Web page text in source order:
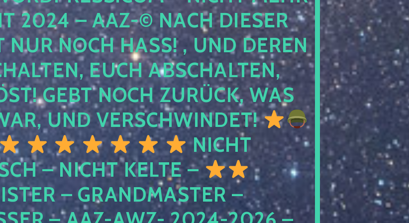
– AAZ-© NACH DIESER NA
NOCH HASS! , UND DEREN KI
EUCH ABSCHALTEN, EH
GEBT NOCH ZURÜCK, WAS AU
UND VERSCHWINDET!
NICHT
– NICHT KELTE –
– GRANDMASTER – S